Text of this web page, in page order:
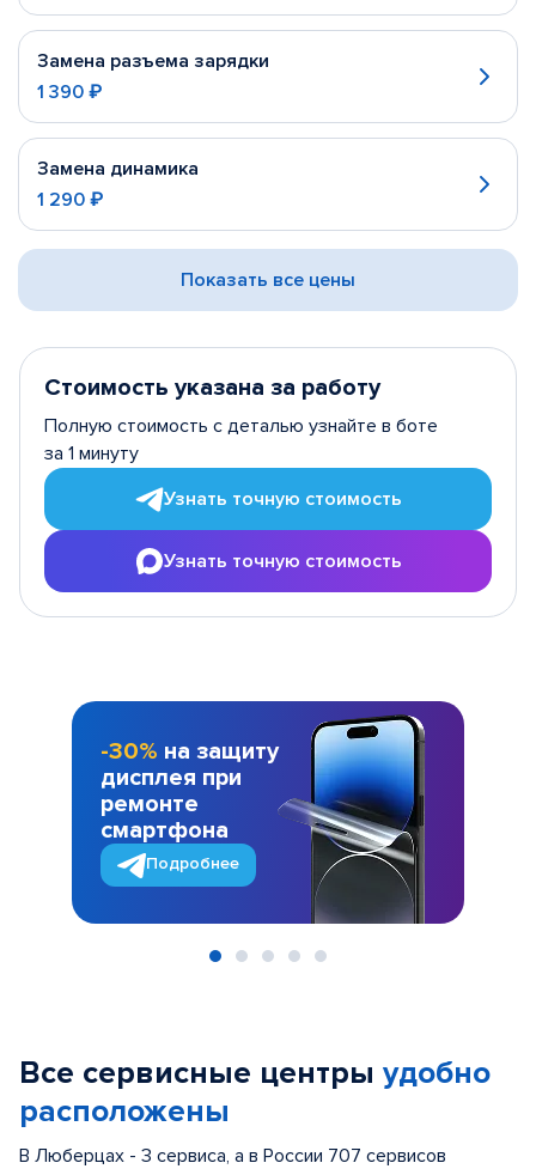
Замена разъема зарядки
1 390 ₽
Замена динамика
1 290 ₽
Показать все цены
Стоимость указана за работу
Полную стоимость с деталью узнайте в боте
за 1 минуту
Узнать точную стоимость
Узнать точную стоимость
-30% на защиту
дисплея при
ремонте
смартфона
Подробнее
Все сервисные центры удобно
расположены
В Люберцах - 3 сервиса, а в России 707 сервисов